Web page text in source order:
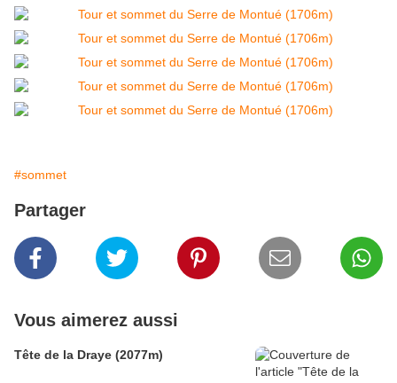
#sommet
Partager
Vous aimerez aussi
Tête de la Draye (2077m)